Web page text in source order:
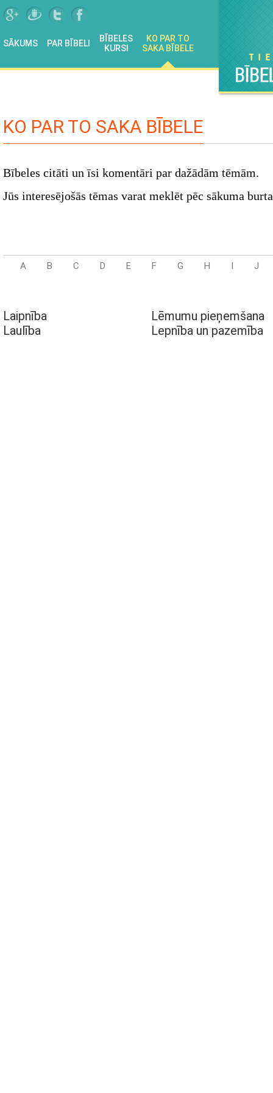
SĀKUMS PAR BĪBELI
BĪBELES
KURSI
KO PAR TO
SAKA BĪBELE
KO PAR TO SAKA BĪBELE
Bībeles citāti un īsi komentāri par dažādām tēmām.
Jūs interesējošās tēmas varat meklēt pēc sākuma
A B C D E F G H I J
Laipnība
Lēmumu pieņemšana
Laulība
Lepnība un pazemība